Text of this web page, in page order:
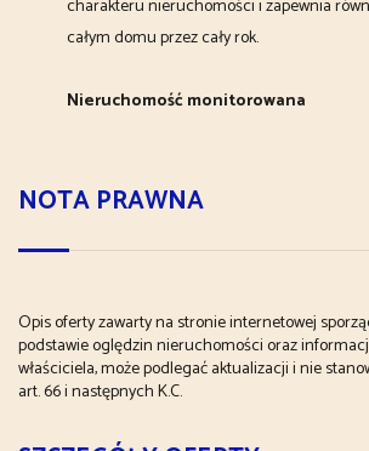
charakteru nieruchomości i zapewnia
całym domu przez cały rok.
Nieruchomość monitorowana
NOTA PRAWNA
Opis oferty zawarty na stronie internetowej
podstawie oględzin nieruchomości oraz
właściciela, może podlegać aktualizacji i nie
art. 66 i następnych K.C.